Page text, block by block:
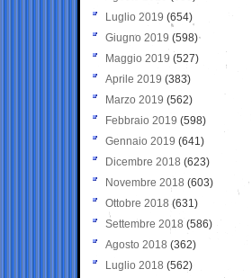
Luglio 2019 (654)
Giugno 2019 (598)
Maggio 2019 (527)
Aprile 2019 (383)
Marzo 2019 (562)
Febbraio 2019 (598)
Gennaio 2019 (641)
Dicembre 2018 (623)
Novembre 2018 (603)
Ottobre 2018 (631)
Settembre 2018 (586)
Agosto 2018 (362)
Luglio 2018 (562)